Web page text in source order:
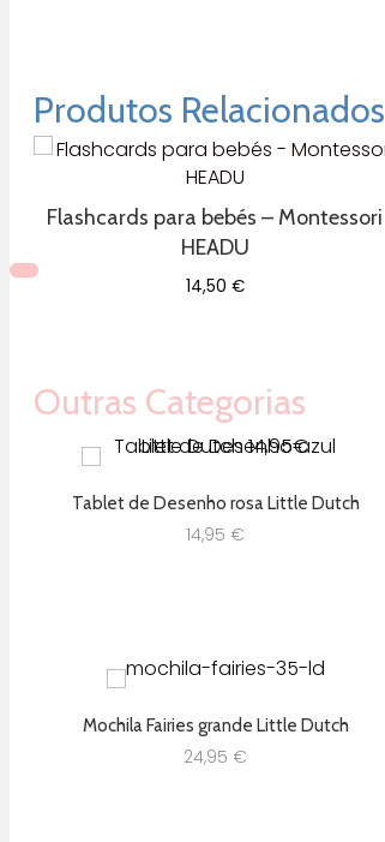
Produtos Relacionados
Flashcards para bebés – Montessori
HEADU
14,50 €
Outras Categorias
Tablet de Desenho rosa Little Dutch
14,95 €
Mochila Fairies grande Little Dutch
24,95 €